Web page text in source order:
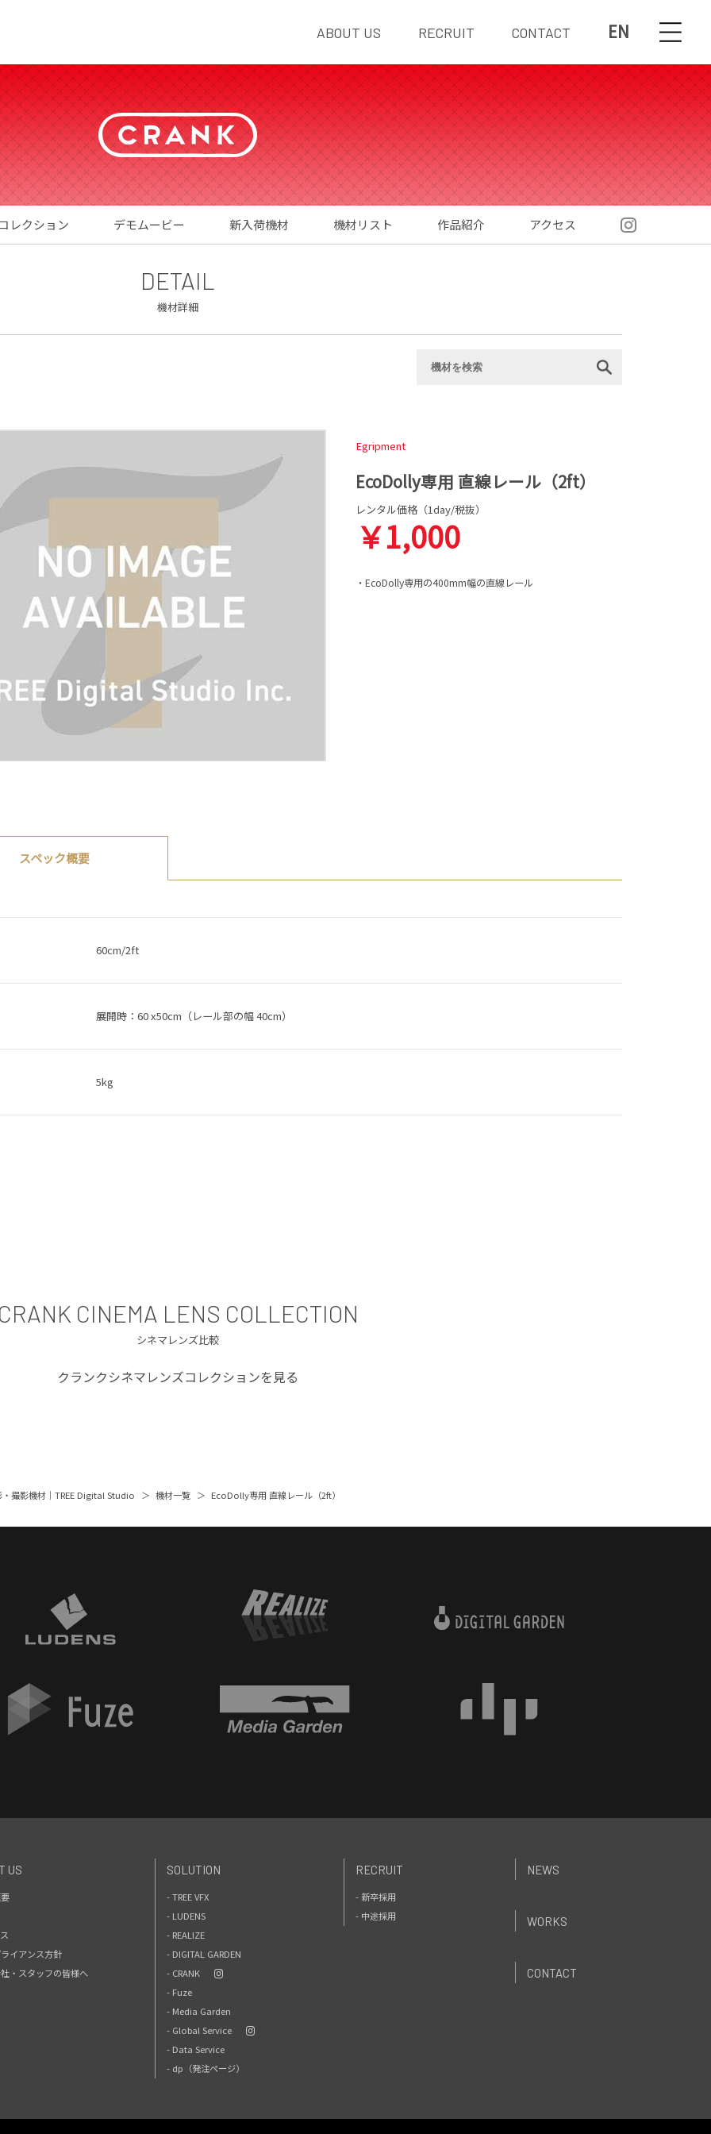
EN
ABOUT US RECRUIT CONTACT
レクション デモムービー 新入荷機材 機材リスト 作品紹介 アクセス
DETAIL
機材詳細
Egripment
EcoDolly専用 直線レール（2ft）
レンタル価格（1day/税抜）
￥1,000
・EcoDolly専用の400mm幅の直線レール
スペック概要
60cm/2ft
展開時：60 x50cm（レール部の幅 40cm）
5kg
CINEMA LENS COLLECTION
シネマレンズ比較
クランクシネマレンズコレクションを見る
・撮影機材｜TREE Digital Studio 機材一覧 EcoDolly専用 直線レール（2ft）
US
イアンス方針
・スタッフの皆様へ
SOLUTION
- TREE VFX
- LUDENS
- REALIZE
- DIGITAL GARDEN
- CRANK
- Fuze
- Media Garden
- Global Service
- Data Service
- dp（発注ページ）
RECRUIT
- 新卒採用
- 中途採用
NEWS
WORKS
CONTACT